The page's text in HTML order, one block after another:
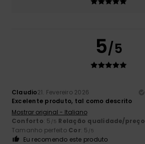
5/5
Claudio21. Fevereiro 2026
Excelente produto, tal como descrito
Mostrar original - Italiano
Conforto: 5 /5 Relação qualidade/preço
Tamanho perfeito Cor: 5 /5
Eu recomendo este produto